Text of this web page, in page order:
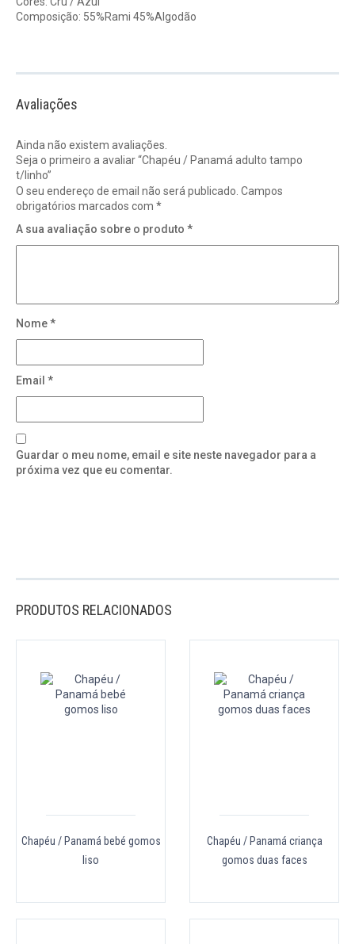
Composição: 55%Rami 45%Algodão
Avaliações
Ainda não existem avaliações.
Seja o primeiro a avaliar “Chapéu / Panamá adulto tampo
t/linho”
O seu endereço de email não será publicado. Campos
obrigatórios marcados com *
A sua avaliação sobre o produto *
Nome*
Email *
Guardar o meu nome, email e site neste navegador para a
próxima vez que eu comentar.
PRODUTOS RELACIONADOS
Chapéu / Panamá bebé gomos
liso
Chapéu / Panamá criança
gomos duas faces